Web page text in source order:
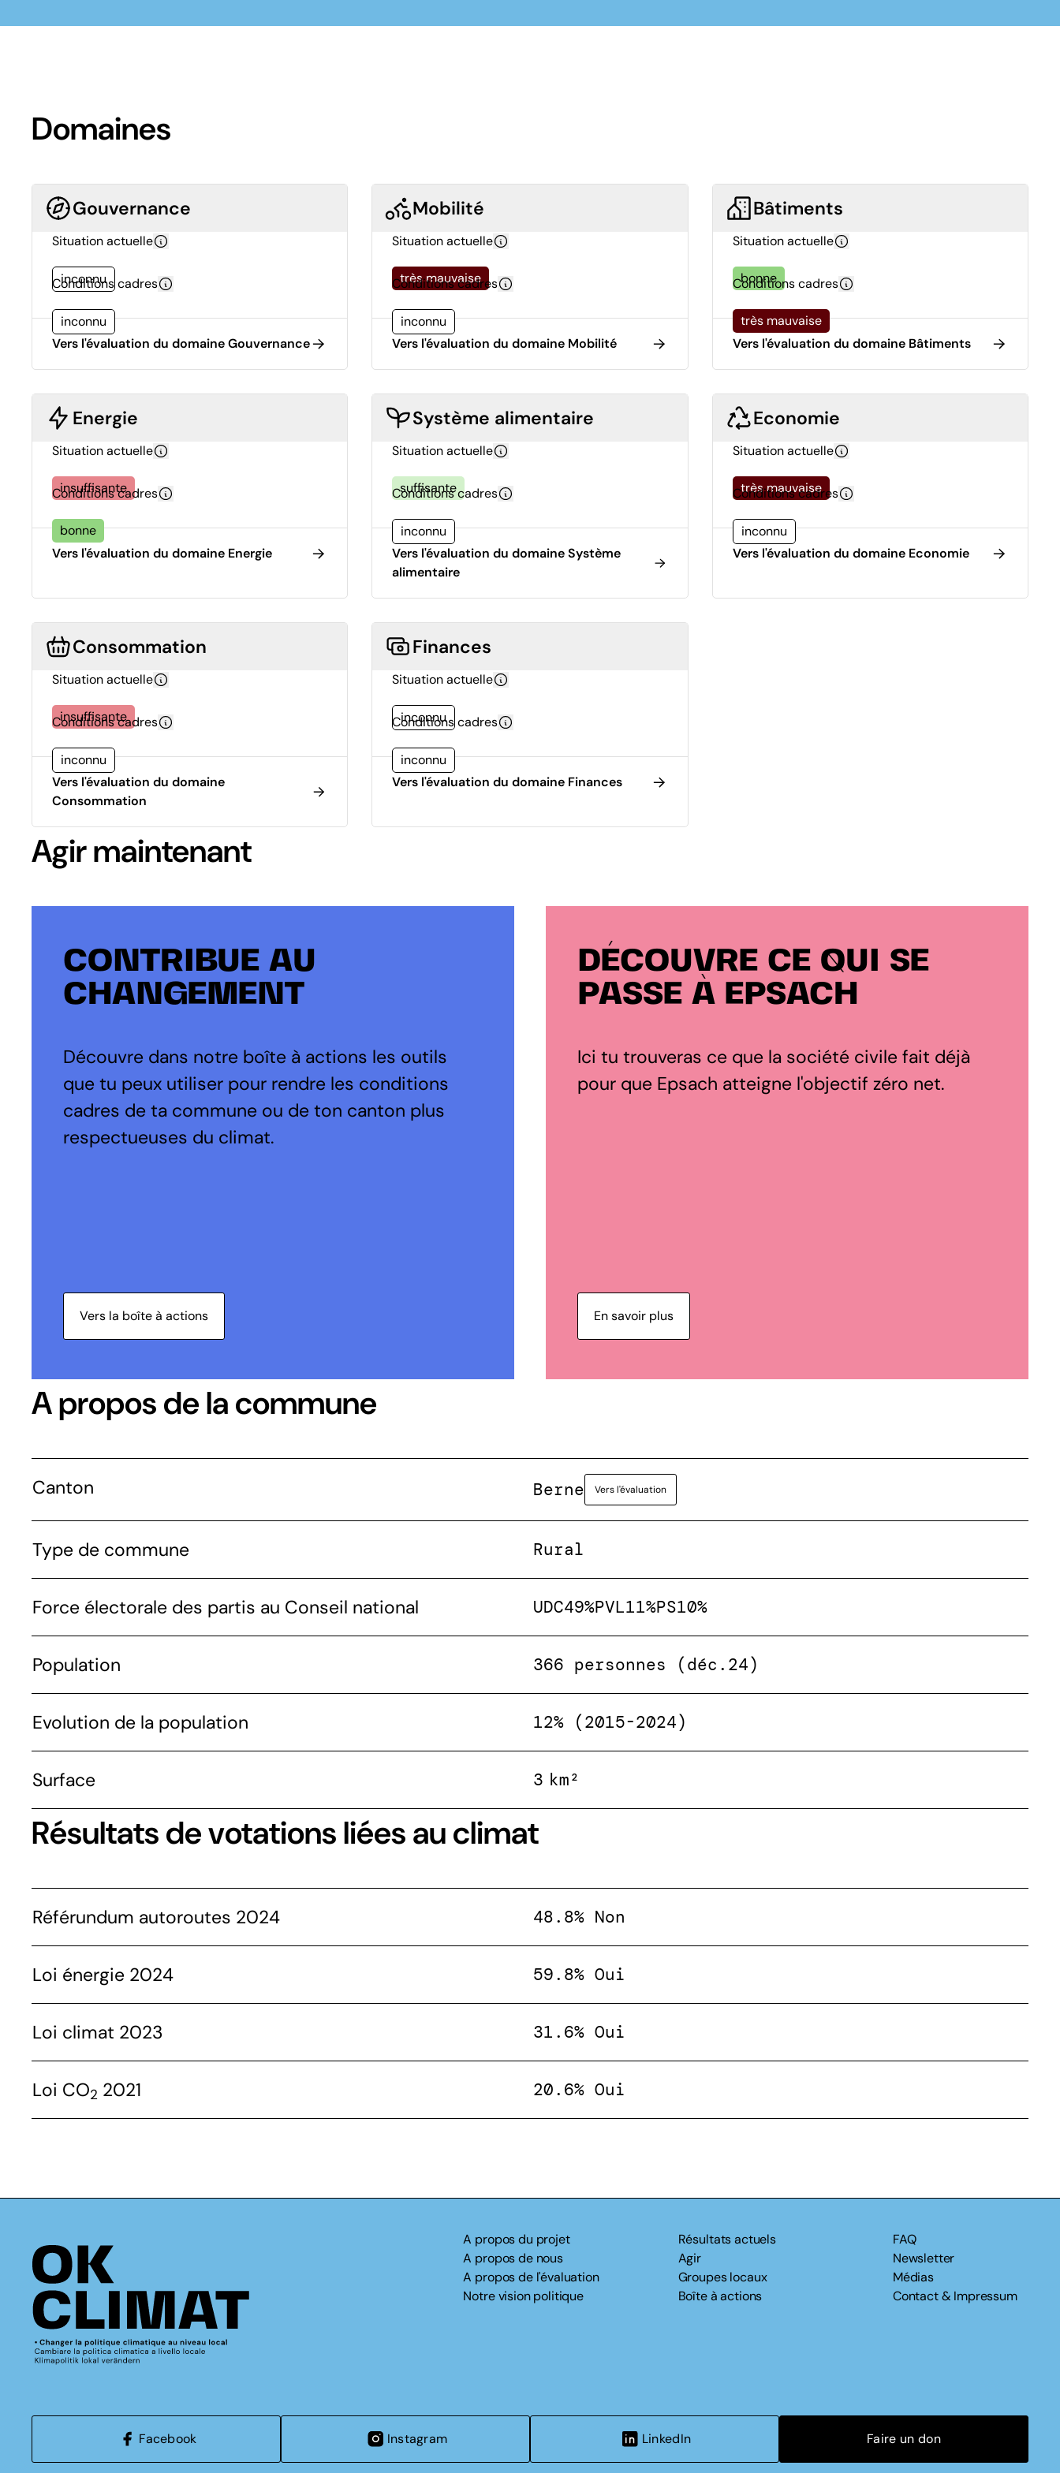
Domaines
Gouvernance
Situation actuelle
inconnu
Conditions cadres
inconnu
Vers l'évaluation du domaine Gouvernance
Mobilité
Situation actuelle
très mauvaise
Conditions cadres
inconnu
Vers l'évaluation du domaine Mobilité
Bâtiments
Situation actuelle
bonne
Conditions cadres
très mauvaise
Vers l'évaluation du domaine Bâtiments
Energie
Situation actuelle
insuffisante
Conditions cadres
bonne
Vers l'évaluation du domaine Energie
Système alimentaire
Situation actuelle
suffisante
Conditions cadres
inconnu
Vers l'évaluation du domaine Système
alimentaire
Economie
Situation actuelle
très mauvaise
Conditions cadres
inconnu
Vers l'évaluation du domaine Economie
Consommation
Situation actuelle
insuffisante
Conditions cadres
inconnu
Vers l'évaluation du domaine
Consommation
Finances
Situation actuelle
inconnu
Conditions cadres
inconnu
Vers l'évaluation du domaine Finances
Agir maintenant
CONTRIBUE AU
CHANGEMENT
Découvre dans notre boîte à actions les outils
que tu peux utiliser pour rendre les conditions
cadres de ta commune ou de ton canton plus
respectueuses du climat.
Vers la boîte à actions
DÉCOUVRE CE QUI SE
PASSE À EPSACH
Ici tu trouveras ce que la société civile fait déjà
pour que Epsach atteigne l'objectif zéro net.
En savoir plus
A propos de la commune
Canton Berne Vers l'évaluation
Type de commune Rural
Force électorale des partis au Conseil national UDC49%PVL11%PS10%
Population 366 personnes (déc.24)
Evolution de la population 12% (2015-2024)
Surface 3 km²
Résultats de votations liées au climat
Référundum autoroutes 2024 48.8% Non
Loi énergie 2024 59.8% Oui
Loi climat 2023 31.6% Oui
Loi CO2 2021 20.6% Oui
A propos du projet
A propos de nous
A propos de l'évaluation
Notre vision politique
Résultats actuels
Agir
Groupes locaux
Boîte à actions
FAQ
Newsletter
Médias
Contact & Impressum
Facebook Instagram LinkedIn Faire un don